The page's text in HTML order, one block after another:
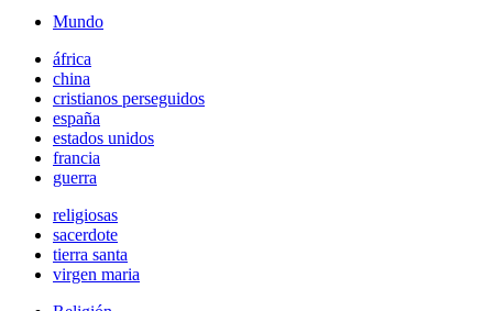
Mundo
áfrica
china
cristianos perseguidos
españa
estados unidos
francia
guerra
religiosas
sacerdote
tierra santa
virgen maria